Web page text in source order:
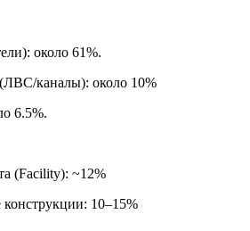
около 61%.
каналы): около 10%
6.5%.
(Facility): ~12%
10–15%